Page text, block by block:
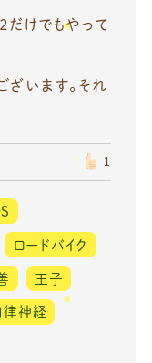
だけでもやって
ざいます。それ
1
ロードバイク
王子
律神経